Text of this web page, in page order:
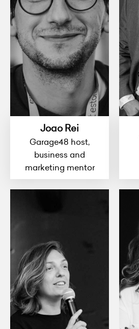
Joao Rei
Garage48 host,
business and
marketing mentor